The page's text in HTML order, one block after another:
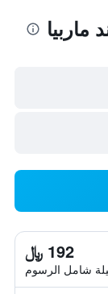
192 ﷼
شامل الرسوم